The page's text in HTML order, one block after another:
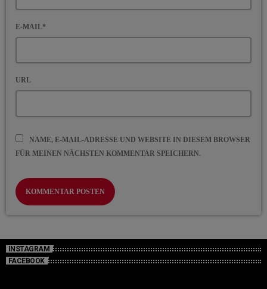
E-MAIL*
URL
NAME, E-MAIL-ADRESSE UND WEBSITE IN DIESEM BROWSER
FÜR MEINEN NÄCHSTEN KOMMENTAR SPEICHERN.
INSTAGRAM
FACEBOOK